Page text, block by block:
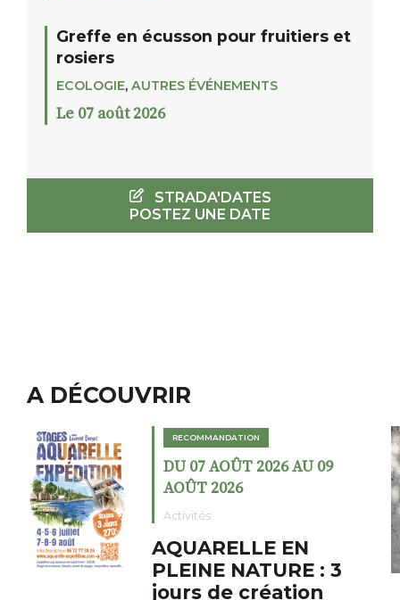
Greffe en écusson pour fruitiers et
rosiers
ECOLOGIE, AUTRES ÉVÉNEMENTS
Le 07 août 2026
STRADA'DATES
POSTEZ UNE DATE
A DÉCOUVRIR
RECOMMANDATION
DU 02 AOÛT 2026 AU 23
AOÛT 2026
Expositions
Cochon charbon au
fumoir